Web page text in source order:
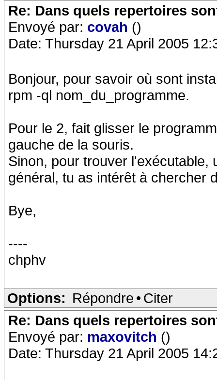
Re: Dans quels repertoires
Envoyé par: covah ()
Date: Thursday 21 April 2005
Bonjour, pour savoir où sont
rpm -ql nom_du_programme.
Pour le 2, fait glisser le
gauche de la souris.
Sinon, pour trouver l'exécutable,
général, tu as intérêt à chercher
Bye,
----
chphv
Options: Répondre • Citer
Re: Dans quels repertoires
Envoyé par: maxovitch ()
Date: Thursday 21 April 2005